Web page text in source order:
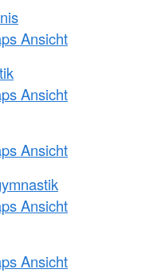
Ansicht
Ansicht
Ansicht
Ansicht
Ansicht